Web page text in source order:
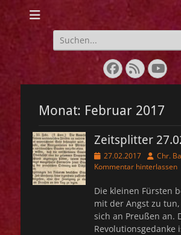
Suchen
nach:
Facebook
Feed
Monat: Februar 2017
Zeitsplitter
Veröffentlicht
am
27.02.2017 Autor
Chr.
Kommentar hinterlassen
Die kleinen Fürsten
mit der Angst zu
sich an Preußen an.
Revolutionsgedanke